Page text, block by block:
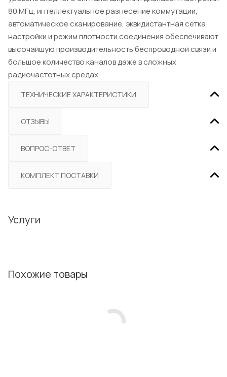
80 МГц, интеллектуальное разнесение коммутации,
автоматическое сканирование, эквидистантная сетка
настройки и режим плотности соединения обеспечивают
высочайшую производительность беспроводной связи и
большое количество каналов даже в сложных
радиочастотных средах.
ТЕХНИЧЕСКИЕ ХАРАКТЕРИСТИКИ
ОТЗЫВЫ
ВОПРОС-ОТВЕТ
КОМПЛЕКТ ПОСТАВКИ
Услуги
Похожие товары